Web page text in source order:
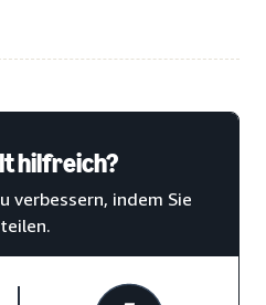
hilfreich?
verbessern, indem Sie